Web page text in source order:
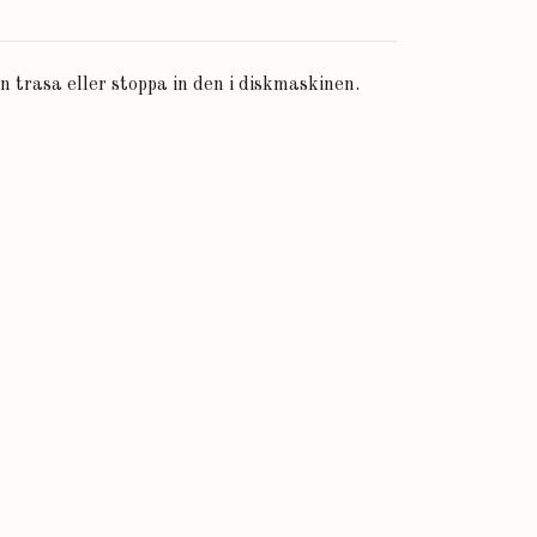
trasa eller stoppa in den i diskmaskinen.